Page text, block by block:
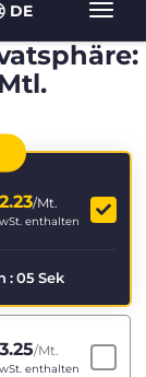
DE
2.23/Mt.
enthalten
:05Sek
3.25/Mt.
enthalten